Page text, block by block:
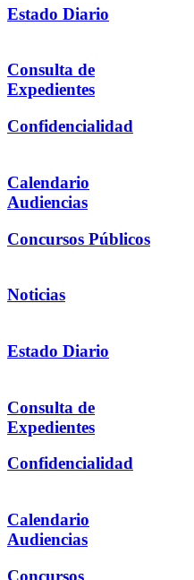
Estado Diario
Consulta de
Expedientes
Confidencialidad
Calendario
Audiencias
Concursos Públicos
Noticias
Estado Diario
Consulta de
Expedientes
Confidencialidad
Calendario
Audiencias
Concursos